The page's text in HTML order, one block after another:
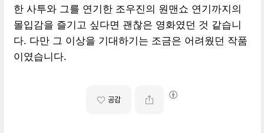
한 사투와 그를 연기한 조우진의 원맨쇼 연기까지의
몰입감을 즐기고 싶다면 괜찮은 영화였던 것 같습니
다. 다만 그 이상을 기대하기는 조금은 어려웠던 작품
이였습니다.
공감